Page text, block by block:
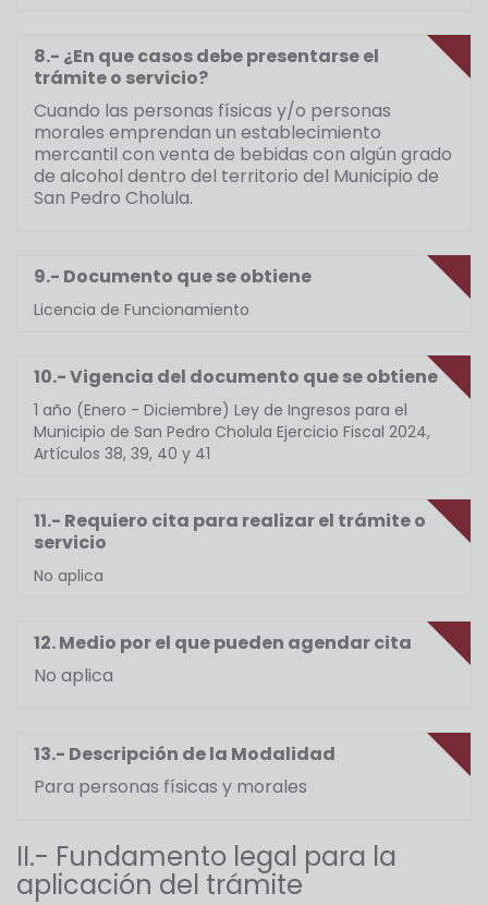
8.- ¿En que casos debe presentarse el
trámite o servicio?
Cuando las personas físicas y/o personas
morales emprendan un establecimiento
mercantil con venta de bebidas con algún grado
de alcohol dentro del territorio del Municipio de
San Pedro Cholula.
9.- Documento que se obtiene
Licencia de Funcionamiento
10.- Vigencia del documento que se obtiene
1 año (Enero - Diciembre) Ley de Ingresos para el
Municipio de San Pedro Cholula Ejercicio Fiscal 2024,
Artículos 38, 39, 40 y 41
11.- Requiero cita para realizar el trámite o
servicio
No aplica
12. Medio por el que pueden agendar cita
No aplica
13.- Descripción de la Modalidad
Para personas físicas y morales
II.- Fundamento legal para la
aplicación del trámite